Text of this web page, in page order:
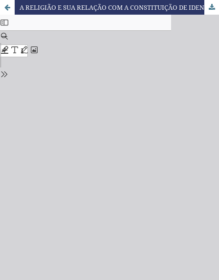
A RELIGIÃO E SUA RELAÇÃO COM A CONSTITUIÇÃO DE IDENTIDADES HOMOSSEXUAIS